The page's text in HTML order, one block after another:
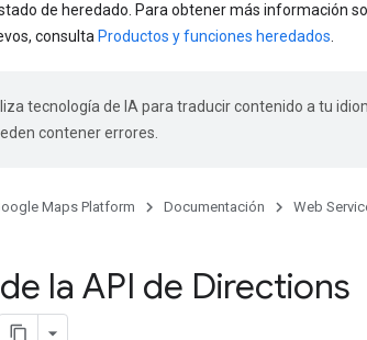
de heredado. Para obtener más información
consulta Productos y funciones heredados
tecnología de IA para traducir contenido a tu
contener errores.
Maps Platform Documentación
Web
la API de Directions